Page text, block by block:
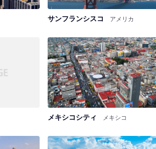
サンフランシスコ アメリカ
メキシコシティ メキシコ